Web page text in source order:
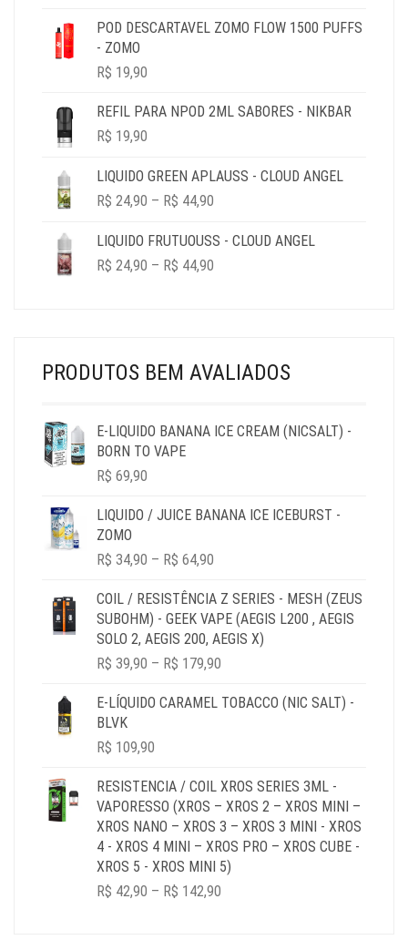
R$ 19,90
POD DESCARTAVEL ZOMO FLOW 1500 PUFFS
- ZOMO
R$ 19,90
REFIL PARA NPOD 2ML SABORES - NIKBAR
R$ 19,90
LIQUIDO GREEN APLAUSS - CLOUD ANGEL
R$ 24,90 – R$ 44,90
R$ 24,90
LIQUIDO FRUTUOUSS - CLOUD ANGEL
R$ 24,90 – R$ 44,90
PRODUTOS BEM AVALIADOS
E-LIQUIDO BANANA ICE CREAM (NICSALT) -
BORN TO VAPE
R$ 69,90
LIQUIDO / JUICE BANANA ICE ICEBURST -
ZOMO
R$ 34,90 – R$ 64,90
R$ 34,90
THROUGH
R$ 64,90
COIL / RESISTÊNCIA Z SERIES - MESH (ZEUS
SUBOHM) - GEEK VAPE (AEGIS L200 , AEGIS
SOLO 2, AEGIS 200, AEGIS X)
R$ 39,90 – R$ 179,90
R$ 39,90
E-LÍQUIDO CARAMEL TOBACCO (NIC SALT) -
BLVK
R$ 109,90
RESISTENCIA / COIL XROS SERIES 3ML -
VAPORESSO (XROS – XROS 2 – XROS MINI –
XROS NANO – XROS 3 – XROS 3 MINI - XROS
4 - XROS 4 MINI – XROS PRO – XROS CUBE -
XROS 5 - XROS MINI 5)
R$ 42,90 – R$ 142,90